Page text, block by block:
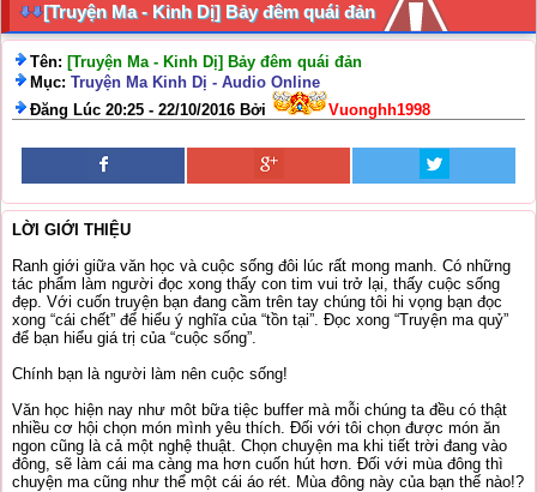
[Truyện Ma - Kinh Dị] Bảy đêm quái đản
Tên: [Truyện Ma - Kinh Dị] Bảy đêm quái đản
Mục: Truyện Ma Kinh Dị - Audio Online
Đăng Lúc 20:25 - 22/10/2016 Bởi
Vuonghh1998
LỜI GIỚI THIỆU
Ranh giới giữa văn học và cuộc sống đôi lúc rất mong manh. Có những
tác phẩm làm người đọc xong thấy con tim vui trở lại, thấy cuộc sống
đẹp. Với cuốn truyện bạn đang cầm trên tay chúng tôi hi vọng bạn đọc
xong “cái chết” để hiểu ý nghĩa của “tồn tại”. Đọc xong “Truyện ma quỷ”
để bạn hiểu giá trị của “cuộc sống”.
Chính bạn là người làm nên cuộc sống!
Văn học hiện nay như môt bữa tiệc buffer mà mỗi chúng ta đều có thật
nhiều cơ hội chọn món mình yêu thích. Đối với tôi chọn được món ăn
ngon cũng là cả một nghệ thuật. Chọn chuyện ma khi tiết trời đang vào
đông, sẽ làm cái ma càng ma hơn cuốn hút hơn. Đối với mùa đông thì
chuyện ma cũng như thể một cái áo rét. Mùa đông này của bạn thế nào!?